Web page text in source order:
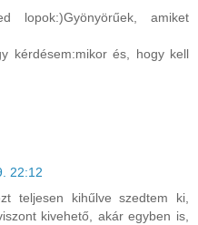
lopok:)Gyönyörűek, amiket
kérdésem:mikor és, hogy kell
22:12
teljesen kihűlve szedtem ki,
kivehető, akár egyben is,